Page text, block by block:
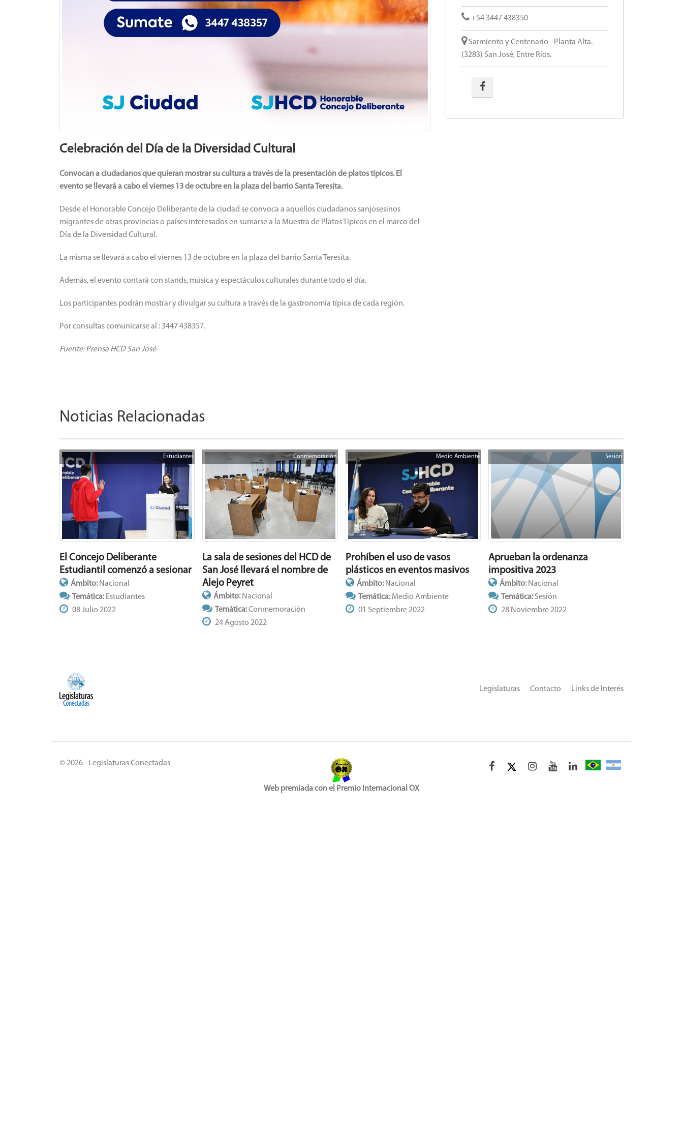
Celebración del Día de la Diversidad Cultural
Convocan a ciudadanos que quieran mostrar su cultura a través de la presentación de platos típicos. El
evento se llevará a cabo el viernes 13 de octubre en la plaza del barrio Santa Teresita.
Desde el Honorable Concejo Deliberante de la ciudad se convoca a aquellos ciudadanos sanjosesinos
migrantes de otras provincias o países interesados en sumarse a la Muestra de Platos Típicos en el marco del
Día de la Diversidad Cultural.
La misma se llevará a cabo el viernes 13 de octubre en la plaza del barrio Santa Teresita.
Además, el evento contará con stands, música y espectáculos culturales durante todo el día.
Los participantes podrán mostrar y divulgar su cultura a través de la gastronomía típica de cada región.
Por consultas comunicarse al : 3447 438357.
Fuente: Prensa HCD San José
+54 3447 438350
Sarmiento y Centenario - Planta Alta.
(3283) San José, Entre Ríos.
Noticias Relacionadas
Estudiantes
El Concejo Deliberante
Estudiantil comenzó a sesionar
Ámbito: Nacional
Temática: Estudiantes
08 Julio 2022
Conmemoración
La sala de sesiones del HCD de
San José llevará el nombre de
Alejo Peyret
Ámbito: Nacional
Temática:Conmemoración
24 Agosto 2022
Medio Ambiente
Prohíben el uso de vasos
plásticos en eventos masivos
Ámbito: Nacional
Temática:Medio Ambiente
01 Septiembre 2022
Sesión
Aprueban la ordenanza
impositiva 2023
Ámbito: Nacional
Temática:Sesión
28 Noviembre 2022
Links de Interés
Contacto
Legislaturas
© 2026 - Legislaturas Conectadas
Web premiada con el Premio Internacional OX